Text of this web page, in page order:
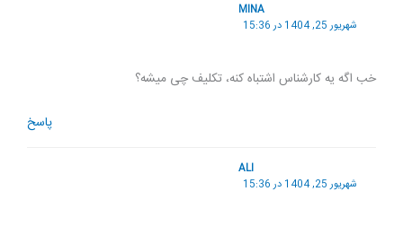
MINA
شهریور 25, 1404 در 15:36
خب اگه یه کارشناس اشتباه کنه، تکلیف چی میشه؟
پاسخ
ALI
شهریور 25, 1404 در 15:36